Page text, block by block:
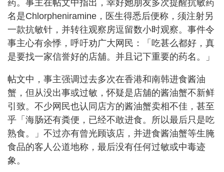
药。事主在帖文中指出，幸好她朋友多次提醒抗敏药
名是Chlorpheniramine，医生得悉后便称，须注射另
一款抗敏针，并转往观察房逗留数小时观察。事件令
事主心有余悸，呼吁劝广大网民：「吃甚么都好，真
是要找一家信誉好的店舖。并且记下重要的药名。」
帖文中，事主强调过去多次在香港和南韩进食酱油
蟹，但从没出事或过敏，怀疑是店舖的酱油蟹不新鲜
引致。不少网民也认同店方的酱油蟹卖相不佳，甚至
乎「海肠还有粪便，已经不敢进食。所以最后只是吃
熟食。」不过亦有曾光顾该店，并进食酱油蟹等生腌
食品的客人公道地称，最后没有任何过敏或中毒迹
象。